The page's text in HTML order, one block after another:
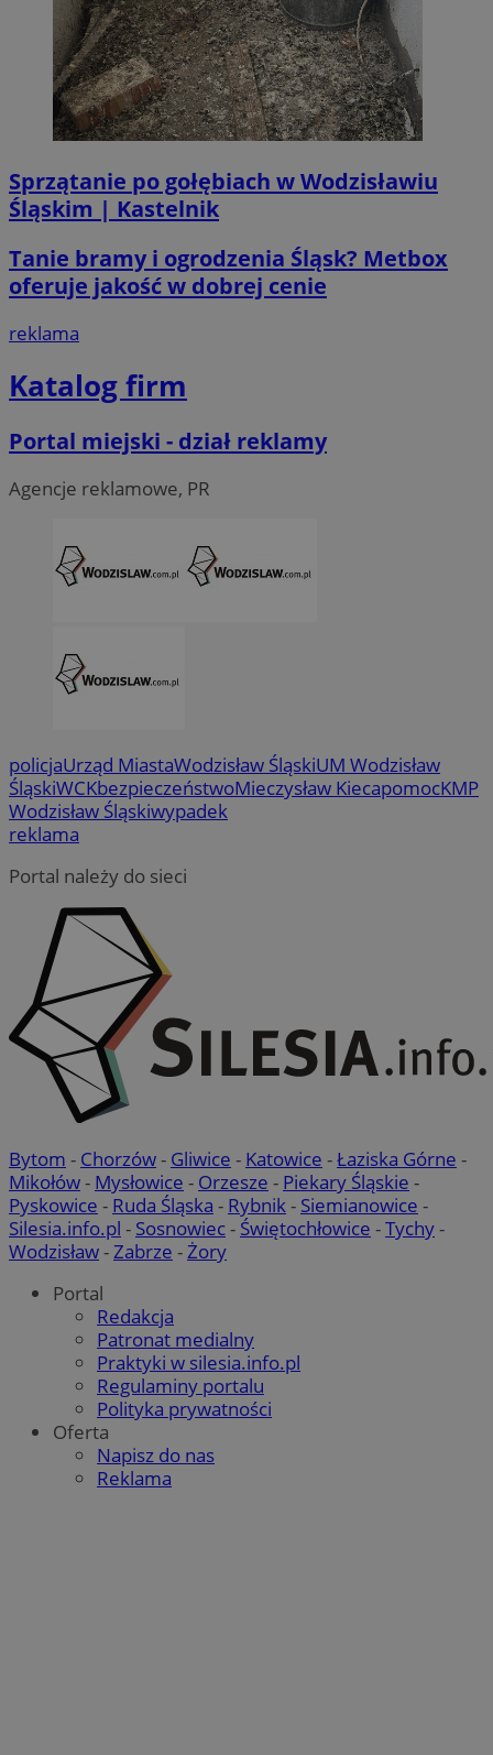
Sprzątanie po gołębiach w Wodzisławiu
Śląskim | Kastelnik
Tanie bramy i ogrodzenia Śląsk? Metbox
oferuje jakość w dobrej cenie
reklama
Katalog firm
Portal miejski - dział reklamy
Agencje reklamowe, PR
policjaUrząd MiastaWodzisław ŚląskiUM Wodzisław
ŚląskiWCKbezpieczeństwoMieczysław KiecapomocKMP
Wodzisław Śląskiwypadek
reklama
Portal należy do sieci
Bytom - Chorzów- Gliwice - Katowice -Łaziska Górne -
Mikołów- Mysłowice - Orzesze - Piekary Śląskie -
Pyskowice - Ruda Śląska - Rybnik - Siemianowice -
Silesia.info.pl - Sosnowiec- Świętochłowice -Tychy-
Wodzisław- Zabrze - Żory
Portal
Redakcja
Patronat medialny
Praktyki w silesia.info.pl
Regulaminy portalu
Polityka prywatności
Oferta
Napisz do nas
Reklama